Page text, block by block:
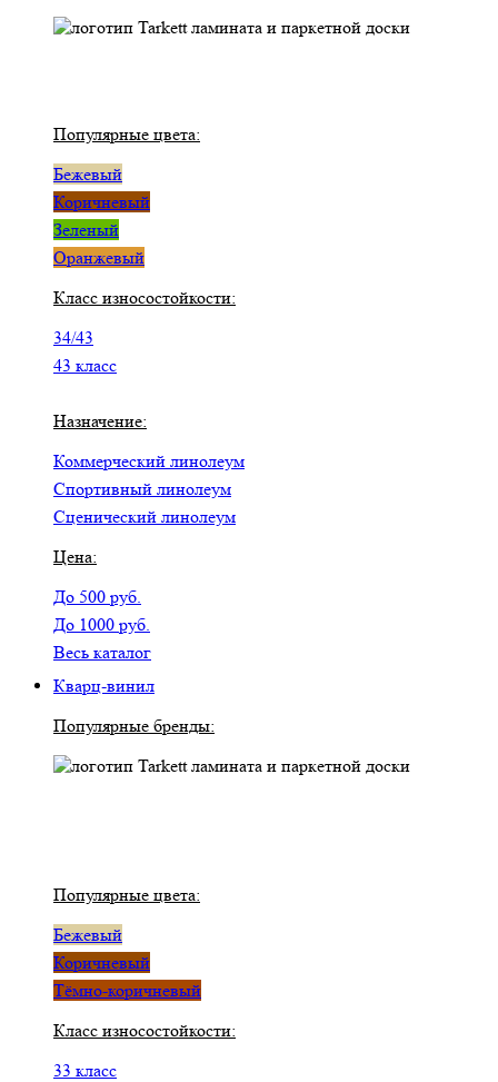
Популярные цвета:
Бежевый
Коричневый
Зеленый
Оранжевый
Класс износостойкости:
34/43
43 класс
Назначение:
Коммерческий линолеум
Спортивный линолеум
Сценический линолеум
Цена:
До 500 руб.
До 1000 руб.
Весь каталог
Кварц-винил
Популярные бренды:
Популярные цвета:
Бежевый
Коричневый
Тёмно-коричневый
Класс износостойкости:
33 класс